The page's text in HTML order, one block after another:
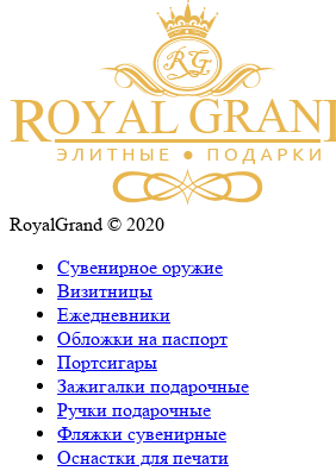
RoyalGrand © 2020
Сувенирное оружие
Визитницы
Ежедневники
Обложки на паспорт
Портсигары
Зажигалки подарочные
Ручки подарочные
Фляжки сувенирные
Оснастки для печати